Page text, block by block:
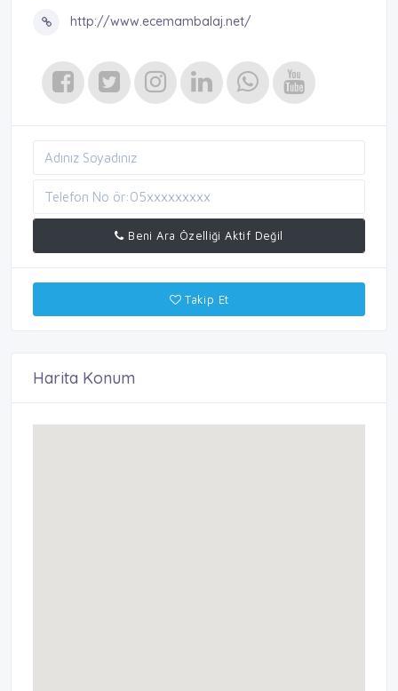
http://www.ecemambalaj.net/
Beni Ara Özelliği Aktif Değil
Takip Et
Harita Konum